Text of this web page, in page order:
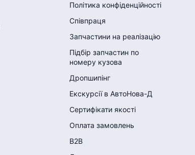
Політика конфіденційності
Співпраця
Запчастини на реалізацію
Підбір запчастин по
номеру кузова
Дропшипінг
Екскурсії в АвтоНова-Д
Сертифікати якості
Оплата замовлень
B2B